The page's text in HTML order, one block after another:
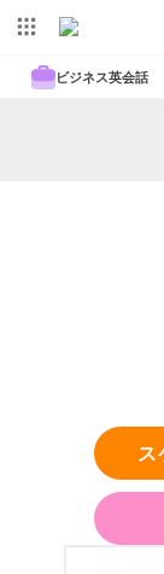
ビジネス英会話
ス